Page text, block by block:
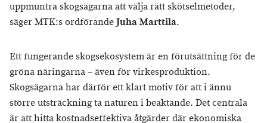
uppmuntra skogsägarna att välja rätt skötselmetoder,
säger MTK:s ordförandeJuha Marttila.
Ett fungerande skogsekosystem är en förutsättning för de
gröna näringarna – även för virkesproduktion.
Skogsägarna har därför ett klart motiv för att i ännu
större utsträckning ta naturen i beaktande. Det centrala
är att hitta kostnadseffektiva åtgärder där ekonomiska